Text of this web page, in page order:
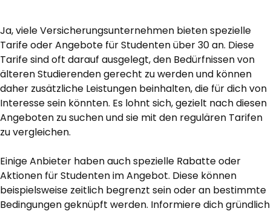
Ja, viele Versicherungsunternehmen bieten spezielle
Tarife oder Angebote für Studenten über 30 an. Diese
Tarife sind oft darauf ausgelegt, den Bedürfnissen von
älteren Studierenden gerecht zu werden und können
daher zusätzliche Leistungen beinhalten, die für dich von
Interesse sein könnten. Es lohnt sich, gezielt nach diesen
Angeboten zu suchen und sie mit den regulären Tarifen
zu vergleichen.
Einige Anbieter haben auch spezielle Rabatte oder
Aktionen für Studenten im Angebot. Diese können
beispielsweise zeitlich begrenzt sein oder an bestimmte
Bedingungen geknüpft werden. Informiere dich gründlich